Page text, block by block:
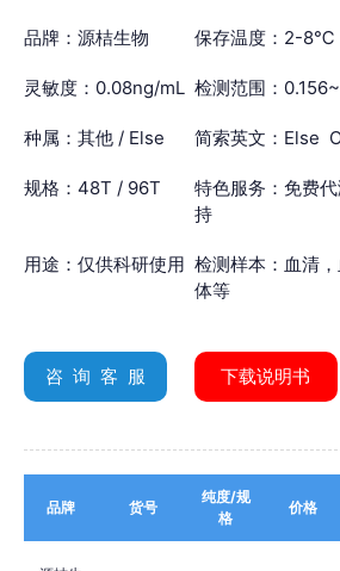
品牌：源桔生物 保存温度：2-8℃
灵敏度：0.08ng/mL 检测范围：
种属：其他 / Else 简索英文：Else
规格：48T / 96T
特色服务：免费
持
用途：仅供科研使用 检测样本：血清
体等
咨 询 客 服 下载说明书
品牌 货号
纯度/规
格
价格